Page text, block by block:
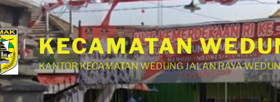
KECAMATAN
KANTOR KECAMATAN WEDUNG JALAN RAYA